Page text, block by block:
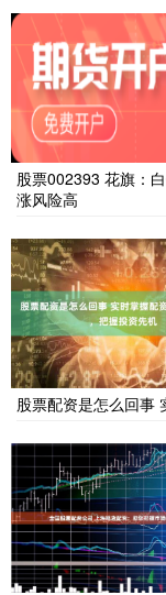
股票002393 花旗：
涨风险高
股票配资是怎么回事